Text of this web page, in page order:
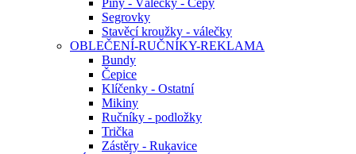
Piny - Válečky - Čepy
Segrovky
Stavěcí kroužky - válečky
OBLEČENÍ-RUČNÍKY-REKLAMA
Bundy
Čepice
Klíčenky - Ostatní
Mikiny
Ručníky - podložky
Trička
Zástěry - Rukavice